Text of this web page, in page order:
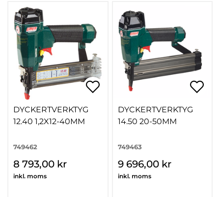
DYCKERTVERKTYG
12.40 1,2X12-40MM
749462
8 793,00 kr
inkl. moms
DYCKERTVERKTYG
14.50 20-50MM
749463
9 696,00 kr
inkl. moms